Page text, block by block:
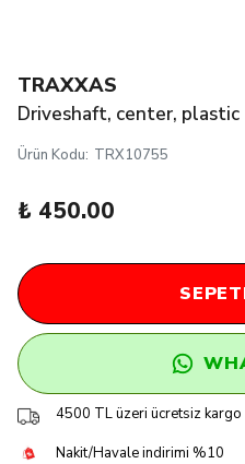
TRAXXAS
Driveshaft, center, plastic
Ürün Kodu: TRX10755
₺ 450.00
4500 TL üzeri ücretsiz kargo
Nakit/Havale indirimi %10